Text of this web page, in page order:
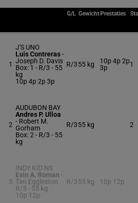
G/L Gewicht Prestaties
1
J'S UNO
Luis Contreras-
Joseph D. Davis
Box: 1 - R/3 - 55
kg
10p 4p 2p 3p
R/355 kg
10p 4p 2p
3p
1
2
AUDUBON BAY
Andres P. Ulloa
- Robert M.
Gorham
Box: 2 - R/3 - 55
kg
R/355 kg 2
3
INDY KID NS
Evin A. Roman -
Tim Eggleston
R/3 - 55 kg
10p 12p
R/355 kg 10p 12p